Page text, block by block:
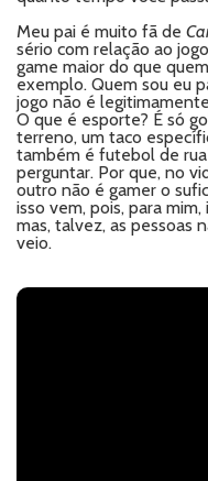
Meu pai é muito fã de
sério com relação ao
game maior do que
exemplo. Quem sou eu
jogo não é
O que é esporte? É só
terreno, um taco
também é futebol de
perguntar. Por que, no
outro não é gamer o
isso vem, pois, para
mas, talvez, as pessoas
veio.